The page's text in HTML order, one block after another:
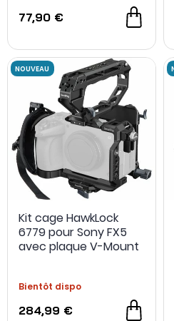
77,90 €
Kit cage HawkLock
6779 pour Sony FX5
avec plaque V-Mount
Bientôt dispo
284,99 €